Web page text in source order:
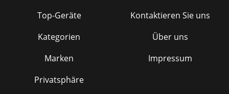
Top-Geräte
Kategorien
Marken
Privatsphäre
Kontaktieren Sie uns
Über uns
Impressum